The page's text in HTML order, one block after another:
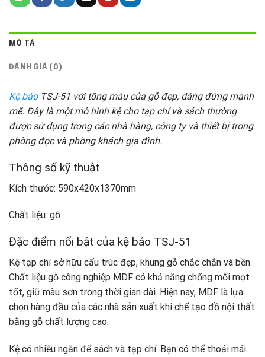
MÔ TẢ
ĐÁNH GIÁ (0)
Kệ báoTSJ-51 với tông màu của gỗ đẹp, dáng đứng mạnh
mẽ. Đây là một mô hình kệ cho tạp chí và sách thường
được sử dụng trong các nhà hàng, công ty và thiết bị trong
phòng đọc và phòng khách gia đình.
Thông số kỹ thuật
Kích thước: 590x420x1370mm
Chất liệu: gỗ
Đặc điểm nổi bật của kệ báo TSJ-51
Kệ tạp chí sở hữu cấu trúc đẹp, khung gỗ chắc chắn và bền.
Chất liệu gỗ công nghiệp MDF có khả năng chống mối mọt
tốt, giữ màu sơn trong thời gian dài. Hiện nay, MDF là lựa
chọn hàng đầu của các nhà sản xuất khi chế tạo đồ nội thất
bằng gỗ chất lượng cao.
Kệ có nhiều ngăn để sách và tạp chí. Bạn có thể thoải mái